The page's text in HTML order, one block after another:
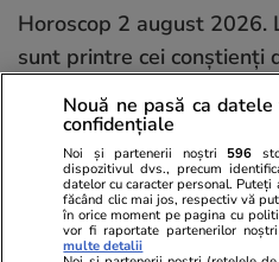
Horoscop 2 august 2026.
sunt printre cei conștienți
faptul că propria dispoziție
propria creație și ar fi bine
cerceteze problema
Lifestyle
Nouă ne pasă ca
confidențiale
Noi și partenerii noștri 596
dispozitivul dvs., precum
datelor cu caracter personal.
făcând clic mai jos, respectiv vă
în orice moment pe pagina cu
vor fi raportate partenerilor
multe detalii